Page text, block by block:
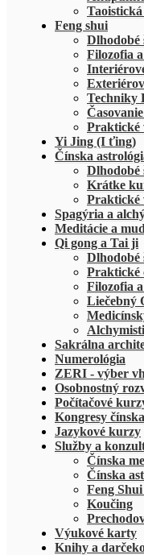
Feng shui
Dlhodobé
Filozofia
Techniky
Praktické
Yi Jing (I ťing)
Čínska
Dlhodobé
Krátke
Spagýria a
Meditácie a
Qi gong a Tai ji
Dlhodobé
Praktické
Filozofia
Liečebný
Sakrálna
Numerológia
ZERI - výber
Osobnostný
Počítačové
Kongresy
Jazykové kurzy
Služby a
Čínska
Čínska
Feng
Koučing
Výukové karty
Knihy a